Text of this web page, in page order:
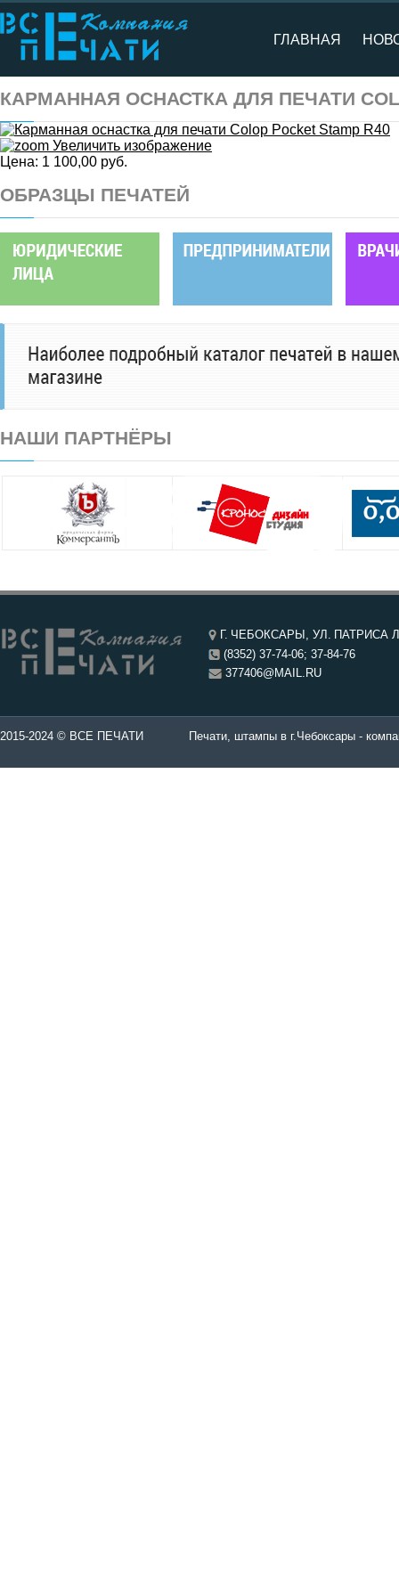
ГЛАВНАЯ
КАРМАННАЯ ОСНАСТКА ДЛЯ ПЕЧАТИ
Увеличить изображение
Цена: 1 100,00 руб.
ОБРАЗЦЫ ПЕЧАТЕЙ
НАШИ ПАРТНЁРЫ
Г. ЧЕБОКСАРЫ, УЛ. ПАТРИСА
(8352) 37-74-06; 37-84-76
377406@MAIL.RU
в Чебоксары. Печати, штампы в г.Чебоксары -
2015-2024 © ВСЕ ПЕЧАТИ